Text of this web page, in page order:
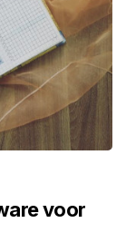
voor